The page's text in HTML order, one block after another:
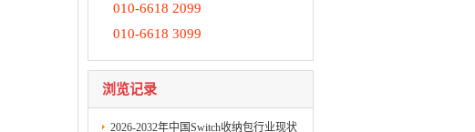
010-6618 2099
010-6618 3099
浏览记录
2026-2032年中国Switch收纳包行业现状